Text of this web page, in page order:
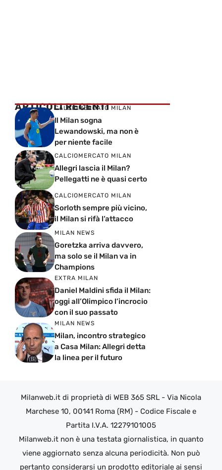
ARTICOLI RECENTI
CALCIOMERCATO MILAN
Il Milan sogna
Lewandowski, ma non è
per niente facile
CALCIOMERCATO MILAN
Allegri lascia il Milan?
Pellegatti ne è quasi certo
CALCIOMERCATO MILAN
Sorloth sempre più vicino,
il Milan si rifà l’attacco
MILAN NEWS
Goretzka arriva davvero,
ma solo se il Milan va in
Champions
EXTRA MILAN
Daniel Maldini sfida il Milan:
oggi all’Olimpico l’incrocio
con il suo passato
MILAN NEWS
Milan, incontro strategico
a Casa Milan: Allegri detta
la linea per il futuro
Milanweb.it di proprietà di WEB 365 SRL - Via Nicola
Marchese 10, 00141 Roma (RM) - Codice Fiscale e
Partita I.V.A. 12279101005
Milanweb.it non è una testata giornalistica, in quanto
viene aggiornato senza alcuna periodicità. Non può
pertanto considerarsi un prodotto editoriale ai sensi